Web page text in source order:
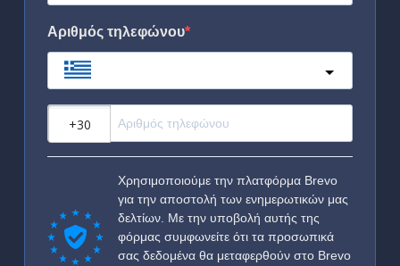
Αριθμός τηλεφώνου
Χρησιμοποιούμε την πλατφόρμα Brevo
για την αποστολή των ενημερωτικών μας
δελτίων. Με την υποβολή αυτής της
φόρμας συμφωνείτε ότι τα προσωπικά
σας δεδομένα θα μεταφερθούν στο Brevo